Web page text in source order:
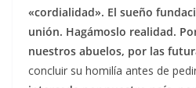
«cordialidad». El sueño
unión. Hagámoslo realidad.
nuestros abuelos, por las
concluir su homilía antes de